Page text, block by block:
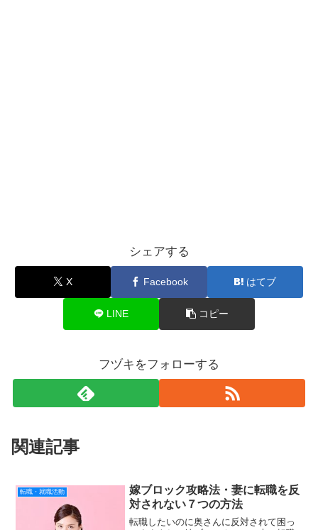
シェアする
X Facebook はてブ
LINE コピー
フヅキをフォローする
関連記事
転職・就職活動
嫁ブロック攻略法・妻に転職を反
対されない７つの方法
転職したいのに奥さんに反対されて困っ